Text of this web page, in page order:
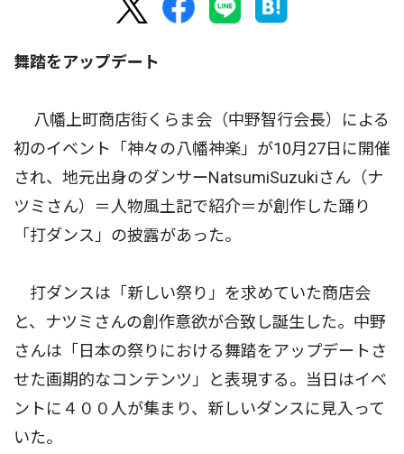
舞踏をアップデート
八幡上町商店街くらま会（中野智行会長）による
初のイベント「神々の八幡神楽」が10月27日に開催
され、地元出身のダンサーNatsumiSuzukiさん（ナ
ツミさん）＝人物風土記で紹介＝が創作した踊り
「打ダンス」の披露があった。
打ダンスは「新しい祭り」を求めていた商店会
と、ナツミさんの創作意欲が合致し誕生した。中野
さんは「日本の祭りにおける舞踏をアップデートさ
せた画期的なコンテンツ」と表現する。当日はイベ
ントに４００人が集まり、新しいダンスに見入って
いた。